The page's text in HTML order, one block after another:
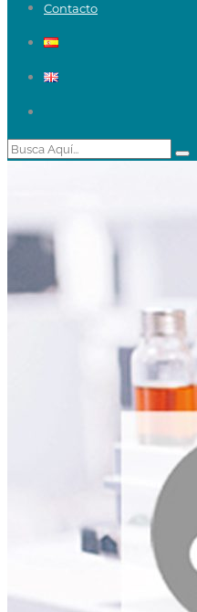
Contacto